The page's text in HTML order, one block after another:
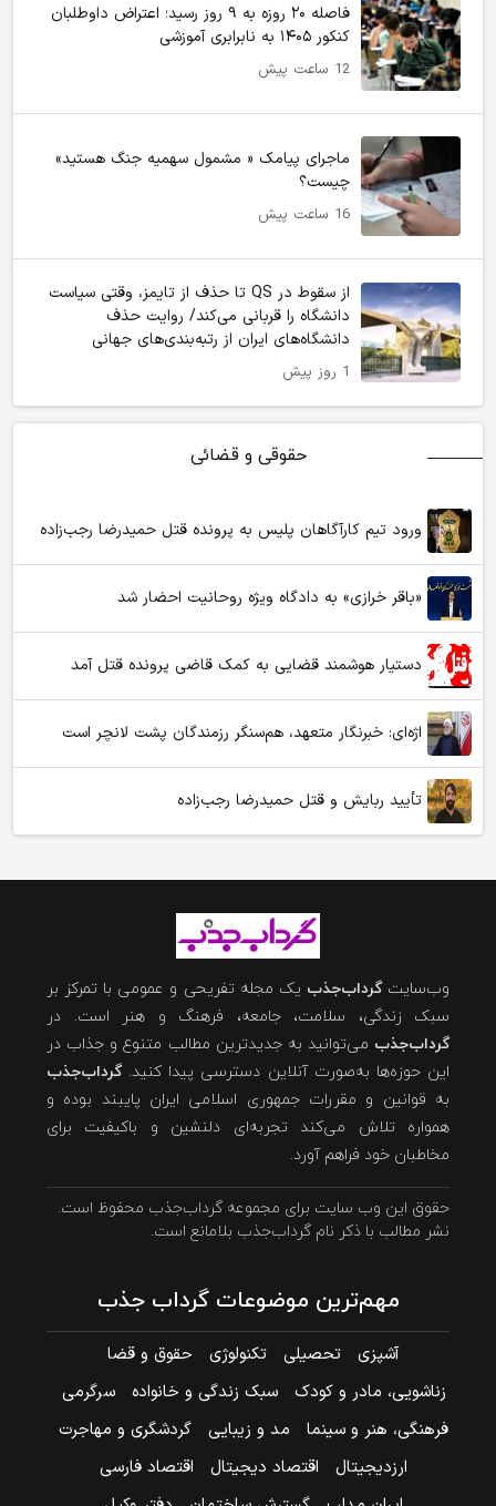
فاصله ۲۰ روزه به ۹ روز رسید؛ اعتراض داوطلبان
کنکور ۱۴۰۵ به نابرابری آموزشی
12 ساعت پیش
ماجرای پیامک « مشمول سهمیه جنگ هستید»
چیست؟
16 ساعت پیش
از سقوط در QS تا حذف از تایمز، وقتی سیاست
دانشگاه را قربانی می‌کند/ روایت حذف
دانشگاه‌های ایران از رتبه‌بندی‌های جهانی
1 روز پیش
حقوقی و قضائی
ورود تیم کارآگاهان پلیس به پرونده قتل حمیدرضا رجب‌زاده
«باقر خرازی» به دادگاه ویژه روحانیت احضار شد
دستیار هوشمند قضایی به کمک قاضی پرونده قتل آمد
اژه‌ای: خبرنگار متعهد، هم‌سنگر رزمندگان پشت لانچر است
تأیید ربایش و قتل حمیدرضا رجب‌زاده
وب‌سایتگرداب‌جذب یک مجله تفریحی و عمومی با تمرکز بر
سبک زندگی، سلامت، جامعه، فرهنگ و هنر است. در
گرداب‌جذب می‌توانید به جدیدترین مطالب متنوع و جذاب در
این حوزه‌ها به‌صورت آنلاین دسترسی پیدا کنید.گرداب‌جذب
به قوانین و مقررات جمهوری اسلامی ایران پایبند بوده و
همواره تلاش می‌کند تجربه‌ای دلنشین و باکیفیت برای
مخاطبان خود فراهم آورد.
حقوق این وب سایت برای مجموعه گرداب‌جذب محفوظ است.
نشر مطالب با ذکر نام گرداب‌جذب بلامانع است.
مهم‌ترین موضوعات گرداب جذب
آشپزی تحصیلی تکنولوژی
حقوق و قضا
زناشویی، مادر و کودک
سبک زندگی و خانواده
سرگرمی
فرهنگی، هنر و سینما
مد و زیبایی
گردشگری و مهاجرت
ارزدیجیتال
اقتصاد دیجیتال
اقتصاد فارسی